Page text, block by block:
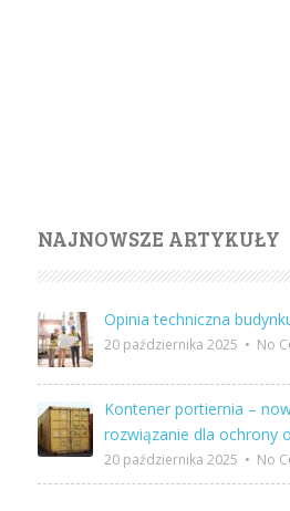
NAJNOWSZE ARTYKUŁY
Opinia techniczna
20 października 2025 • No
Kontener portiernia –
rozwiązanie dla ochrony
20 października 2025 • No